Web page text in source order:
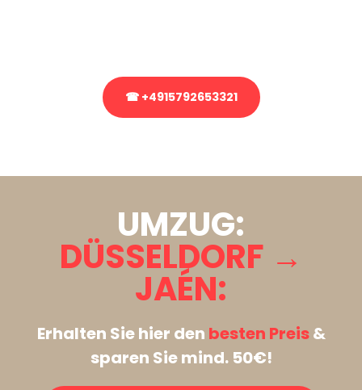
☎ +4915792653321
UMZUG:
DÜSSELDORF →
JAÉN:
Erhalten Sie hier den besten Preis&
sparen Sie mind. 50€!